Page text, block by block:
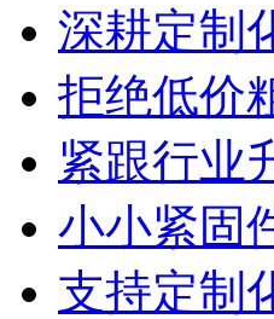
深耕定制
拒绝低价
紧跟行业
小小紧固
支持定制